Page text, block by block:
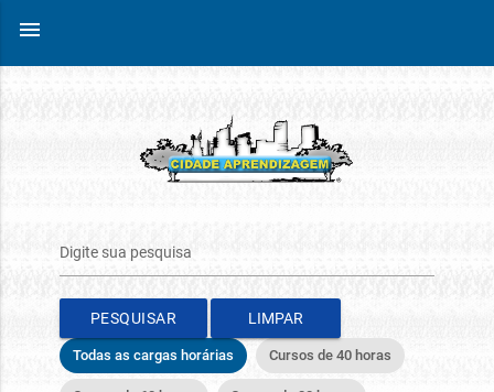
menu
PESQUISAR
Todas as cargas horárias Cursos de 40 horas